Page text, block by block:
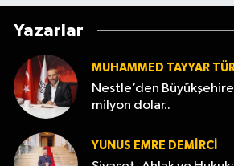
Yazarlar
MUHAMMED TAYYAR
Nestle’den
milyon dolar..
YUNUS EMRE DEMIRCI